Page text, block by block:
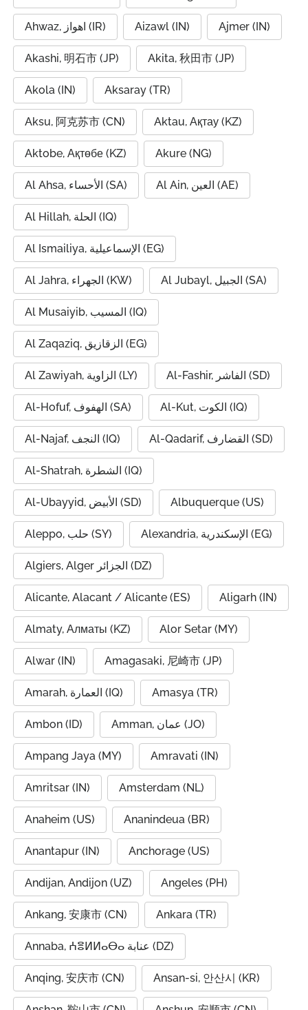
Ahwaz, اهواز (IR) Aizawl (IN) Ajmer (IN)
Akashi, 明石市 (JP) Akita, 秋田市 (JP)
Akola (IN) Aksaray (TR)
Aksu, 阿克苏市 (CN) Aktau, Ақтау (KZ)
Aktobe, Ақтөбе (KZ) Akure (NG)
Al Ahsa, الأحساء (SA) Al Ain, العين (AE)
Al Hillah, الحلة (IQ)
Al Ismailiya, الإسماعيلية (EG)
Al Jahra, الجهراء (KW) Al Jubayl, الجبيل (SA)
Al Musaiyib, المسيب (IQ)
Al Zaqaziq, الزقازيق (EG)
Al Zawiyah, الزاوية (LY) Al-Fashir, الفاشر (SD)
Al-Hofuf, الهفوف (SA) Al-Kut, الكوت (IQ)
Al-Najaf, النجف (IQ) Al-Qadarif, القضارف (SD)
Al-Shatrah, الشطرة (IQ)
Al-Ubayyid, الأبيض (SD) Albuquerque (US)
Aleppo, حلب (SY) Alexandria, الإسكندرية (EG)
Algiers, Alger الجزائر (DZ)
Alicante, Alacant / Alicante (ES) Aligarh (IN)
Almaty, Алматы (KZ) Alor Setar (MY)
Alwar (IN) Amagasaki, 尼崎市 (JP)
Amarah, العمارة (IQ) Amasya (TR)
Ambon (ID) Amman, عمان (JO)
Ampang Jaya (MY) Amravati (IN)
Amritsar (IN) Amsterdam (NL)
Anaheim (US) Ananindeua (BR)
Anantapur (IN) Anchorage (US)
Andijan, Andijon (UZ) Angeles (PH)
Ankang, 安康市 (CN) Ankara (TR)
Annaba, ⵄⴻⵍⵍⴰⴱⴰ عنابة (DZ)
Anqing, 安庆市 (CN) Ansan-si, 안산시 (KR)